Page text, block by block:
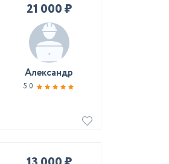
21 000 ₽
Александр
5.0